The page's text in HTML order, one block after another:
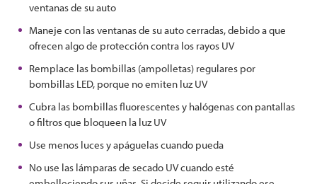
ventanas de su auto
Maneje con las ventanas de su auto cerradas, debido a que
ofrecen algo de protección contra los rayos UV
Remplace las bombillas (ampolletas) regulares por
bombillas LED, porque no emiten luz UV
Cubra las bombillas fluorescentes y halógenas con pantallas
o filtros que bloqueen la luz UV
Use menos luces y apáguelas cuando pueda
No use las lámparas de secado UV cuando esté